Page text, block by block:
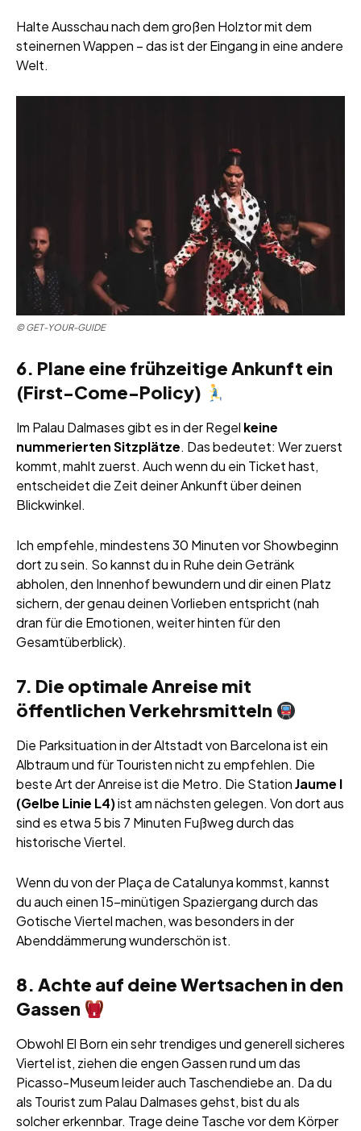
Halte Ausschau nach dem großen Holztor mit dem
steinernen Wappen – das ist der Eingang in eine andere
Welt.
©GET-YOUR-GUIDE
6. Plane eine frühzeitige Ankunft ein
(First-Come-Policy)
Im Palau Dalmases gibt es in der Regel keine
nummerierten Sitzplätze. Das bedeutet: Wer zuerst
kommt, mahlt zuerst. Auch wenn du ein Ticket hast,
entscheidet die Zeit deiner Ankunft über deinen
Blickwinkel.
Ich empfehle, mindestens 30 Minuten vor Showbeginn
dort zu sein. So kannst du in Ruhe dein Getränk
abholen, den Innenhof bewundern und dir einen Platz
sichern, der genau deinen Vorlieben entspricht (nah
dran für die Emotionen, weiter hinten für den
Gesamtüberblick).
7. Die optimale Anreise mit
öffentlichen Verkehrsmitteln
Die Parksituation in der Altstadt von Barcelona ist ein
Albtraum und für Touristen nicht zu empfehlen. Die
beste Art der Anreise ist die Metro. Die StationJaume I
(Gelbe Linie L4)ist am nächsten gelegen. Von dort aus
sind es etwa 5 bis 7 Minuten Fußweg durch das
historische Viertel.
Wenn du von der Plaça de Catalunya kommst, kannst
du auch einen 15-minütigen Spaziergang durch das
Gotische Viertel machen, was besonders in der
Abenddämmerung wunderschön ist.
8. Achte auf deine Wertsachen in den
Gassen
Obwohl El Born ein sehr trendiges und generell sicheres
Viertel ist, ziehen die engen Gassen rund um das
Picasso-Museum leider auch Taschendiebe an. Da du
als Tourist zum Palau Dalmases gehst, bist du als
solcher erkennbar. Trage deine Tasche vor dem Körper